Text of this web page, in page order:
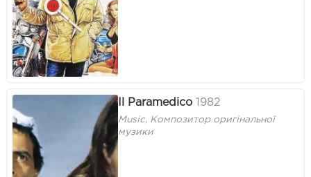
Il Paramedico 1982
Music, Композитор оригінальної
музики